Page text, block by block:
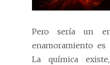
Pero sería un
enamoramiento es
La química